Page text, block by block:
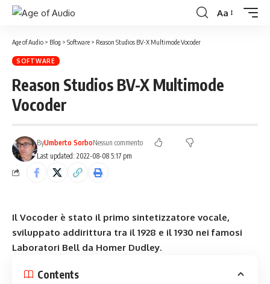
Aa
Age of Audio > Blog > Software > Reason Studios BV-X Multimode Vocoder
SOFTWARE
Reason Studios BV-X Multimode
Vocoder
Last updated: 2022-08-08 5:17 pm
ByUmberto SorboNessun commento
Il Vocoder è stato il primo sintetizzatore vocale,
sviluppato addirittura tra il 1928 e il 1930 nei famosi
Laboratori Bell da Homer Dudley.
Contents